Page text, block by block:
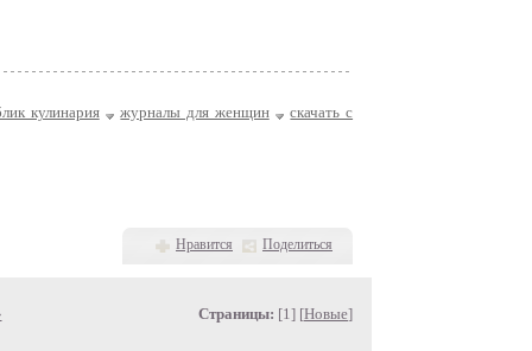
кулинария журналы для женщин скачать с
Нравится Поделиться
Страницы: [1] [Новые]